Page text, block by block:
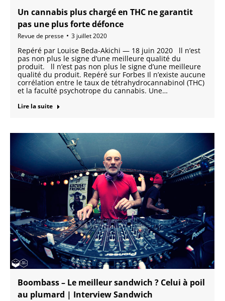
Un cannabis plus chargé en THC ne garantit
pas une plus forte défonce
Revue de presse 3 juillet 2020
Repéré par Louise Beda-Akichi — 18 juin 2020 ll n’est
pas non plus le signe d’une meilleure qualité du
produit. ll n’est pas non plus le signe d’une meilleure
qualité du produit. Repéré sur Forbes Il n’existe aucune
corrélation entre le taux de tétrahydrocannabinol (THC)
et la faculté psychotrope du cannabis. Une…
Lire la suite
Boombass – Le meilleur sandwich ? Celui à poil
au plumard | Interview Sandwich